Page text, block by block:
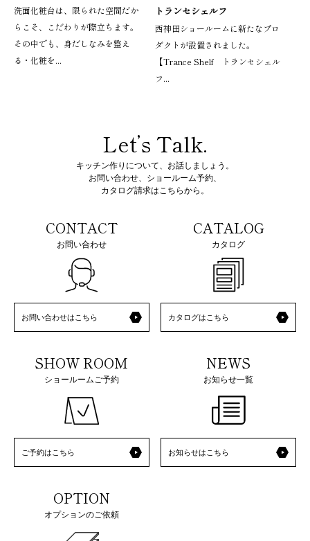
洗面化粧台は、限られた空間だか
らこそ、こだわりが際立ちます。
その中でも、身だしなみを整え
る・化粧を...
トランセシェルフ
西神田ショールームに新たなプロ
ダクトが設置されました。
【Trance Shelf トランセシェル
フ...
Let’s Talk.
キッチン作りについて、お話しましょう。
お問い合わせ、ショールーム予約、
カタログ請求はこちらから。
CONTACT
お問い合わせ
お問い合わせはこちら
CATALOG
カタログ
カタログはこちら
SHOW ROOM
ショールームご予約
ご予約はこちら
NEWS
お知らせ一覧
お知らせはこちら
OPTION
オプションのご依頼